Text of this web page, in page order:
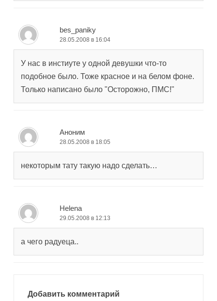
bes_paniky
28.05.2008 в 16:04
У нас в инстиуте у одной девушки что-то
подобное было. Тоже красное и на белом фоне.
Только написано было "Осторожно, ПМС!"
Аноним
28.05.2008 в 18:05
некоторым тату такую надо сделать…
Helena
29.05.2008 в 12:13
а чего радуеца..
Добавить комментарий